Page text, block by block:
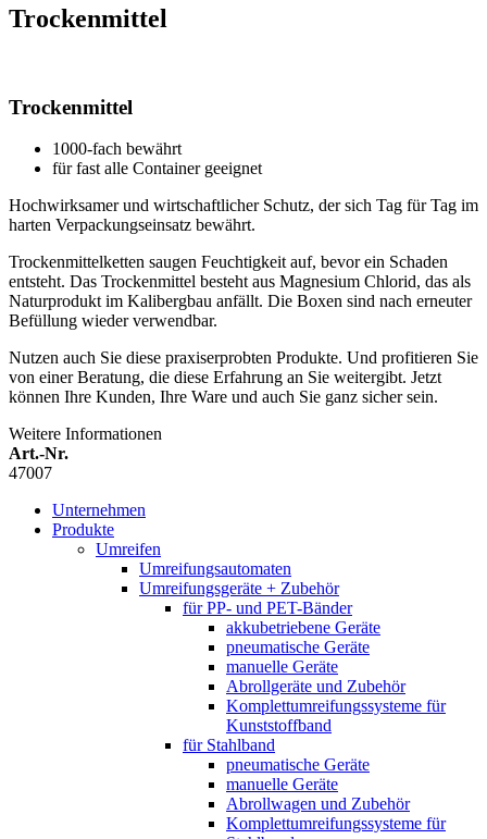
Trockenmittel
Trockenmittel
1000-fach bewährt
für fast alle Container geeignet
Hochwirksamer und wirtschaftlicher Schutz, der sich Tag für Tag im
harten Verpackungseinsatz bewährt.
Trockenmittelketten saugen Feuchtigkeit auf, bevor ein Schaden
entsteht. Das Trockenmittel besteht aus Magnesium Chlorid, das als
Naturprodukt im Kalibergbau anfällt. Die Boxen sind nach erneuter
Befüllung wieder verwendbar.
Nutzen auch Sie diese praxiserprobten Produkte. Und profitieren Sie
von einer Beratung, die diese Erfahrung an Sie weitergibt. Jetzt
können Ihre Kunden, Ihre Ware und auch Sie ganz sicher sein.
Weitere Informationen
Art.-Nr.
47007
Unternehmen
Produkte
Umreifen
Umreifungsautomaten
Umreifungsgeräte + Zubehör
für PP- und PET-Bänder
akkubetriebene Geräte
pneumatische Geräte
manuelle Geräte
Abrollgeräte und Zubehör
Komplett­umreifungs­systeme für
Kunststoffband
für Stahlband
pneumatische Geräte
manuelle Geräte
Abrollwagen und Zubehör
Komplett­umreifungs­systeme für